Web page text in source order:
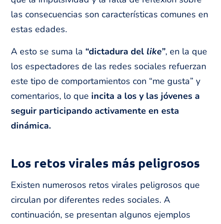
las consecuencias son características comunes en
estas edades.
A esto se suma la “dictadura del like”, en la que
los espectadores de las redes sociales refuerzan
este tipo de comportamientos con “me gusta” y
comentarios, lo que incita a los y las jóvenes a
seguir participando activamente en esta
dinámica.
Los retos virales más peligrosos
Existen numerosos retos virales peligrosos que
circulan por diferentes redes sociales. A
continuación, se presentan algunos ejemplos